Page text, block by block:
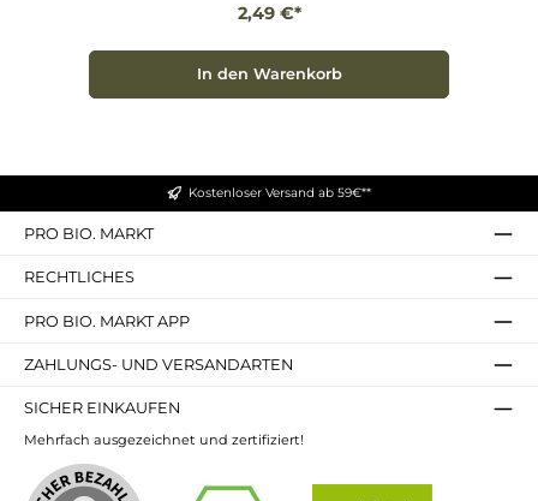
2,49 €*
In den Warenkorb
Kostenloser Versand ab 59€**
PRO BIO. MARKT
RECHTLICHES
PRO BIO. MARKT APP
ZAHLUNGS- UND VERSANDARTEN
SICHER EINKAUFEN
Mehrfach ausgezeichnet und zertifiziert!